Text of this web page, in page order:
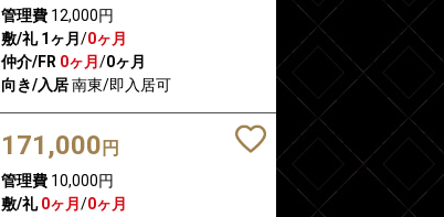
管理費12,000円
敷/礼 1ヶ月 /0ヶ月
仲介/FR 0ヶ月 /0ヶ月
向き/入居南東/即入居可
171,000 円
管理費10,000円
敷/礼 0ヶ月 /0ヶ月